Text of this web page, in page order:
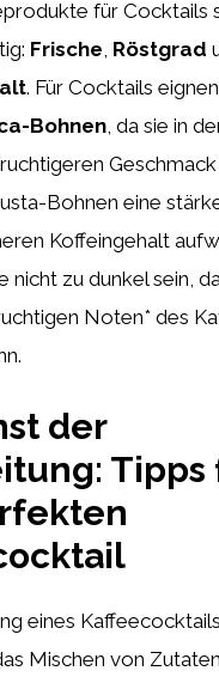
für Cocktails
Frische, Röstgrad
. Für Cocktails
Bohnen, da sie in
Bohnen eine
Koffeingehalt
nicht zu dunkel sein,
Noten* des
der
Tipps
eines
Mischen von